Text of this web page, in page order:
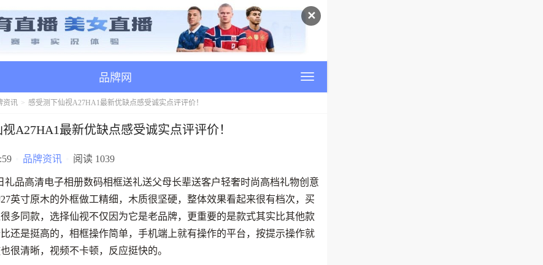
✕
品牌网
资讯 感受测下仙视A27HA1最新优缺点感受诚实点评评价！
A27HA1最新优缺点感受诚实点评评价！
品牌资讯 阅读 1039
礼品高清电子相册数码相框送礼送父母长辈送客户轻奢时尚高档礼物创意
英寸原木的外框做工精细，木质很坚硬，整体效果看起来很有档次，买
多同款，选择仙视不仅因为它是老品牌，更重要的是款式其实比其他款
还是挺高的，相框操作简单，手机端上就有操作的平台，按提示操作就
很清晰，视频不卡顿，反应挺快的。